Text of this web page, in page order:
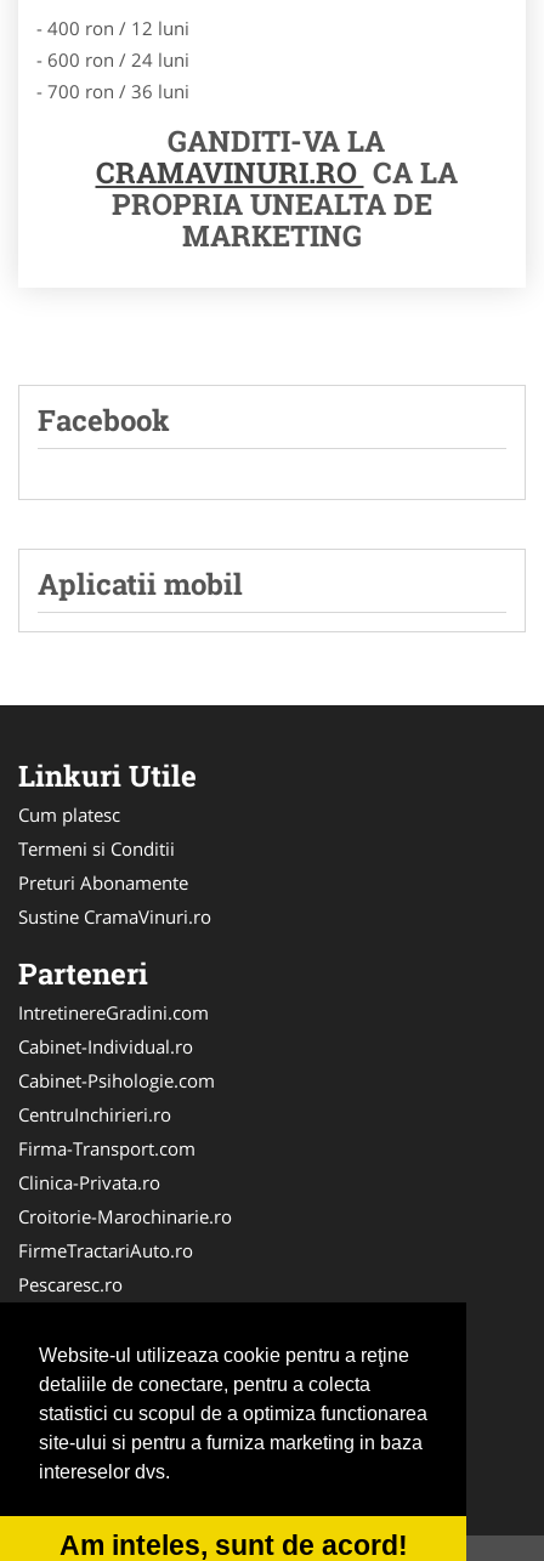
Website-ul utilizeaza cookie pentru a reţine
detaliile de conectare, pentru a colecta
statistici cu scopul de a optimiza functionarea
site-ului si pentru a furniza marketing in baza
intereselor dvs.
Am inteles, sunt de acord!
- 400 ron / 12 luni
- 600 ron / 24 luni
- 700 ron / 36 luni
GANDITI-VA LA
CRAMAVINURI.RO CA LA
PROPRIA UNEALTA DE
MARKETING
Facebook
Aplicatii mobil
Linkuri Utile
Cum platesc
Termeni si Conditii
Preturi Abonamente
Sustine CramaVinuri.ro
Parteneri
IntretinereGradini.com
Cabinet-Individual.ro
Cabinet-Psihologie.com
CentruInchirieri.ro
Firma-Transport.com
Clinica-Privata.ro
Croitorie-Marochinarie.ro
FirmeTractariAuto.ro
Pescaresc.ro
Alpinist-Utilitar.com
Cardiologul.ro
FirmaTractariAuto.ro
NonStopDeschis.ro